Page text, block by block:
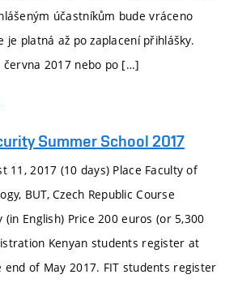
účastníkům bude vráceno
je platná až po zaplacení přihlášky.
června 2017 nebo po […]
Summer School 2017
11, 2017 (10 days) Place Faculty of
BUT, Czech Republic Course
English) Price 200 euros (or 5,300
Kenyan students register at
of May 2017. FIT students register